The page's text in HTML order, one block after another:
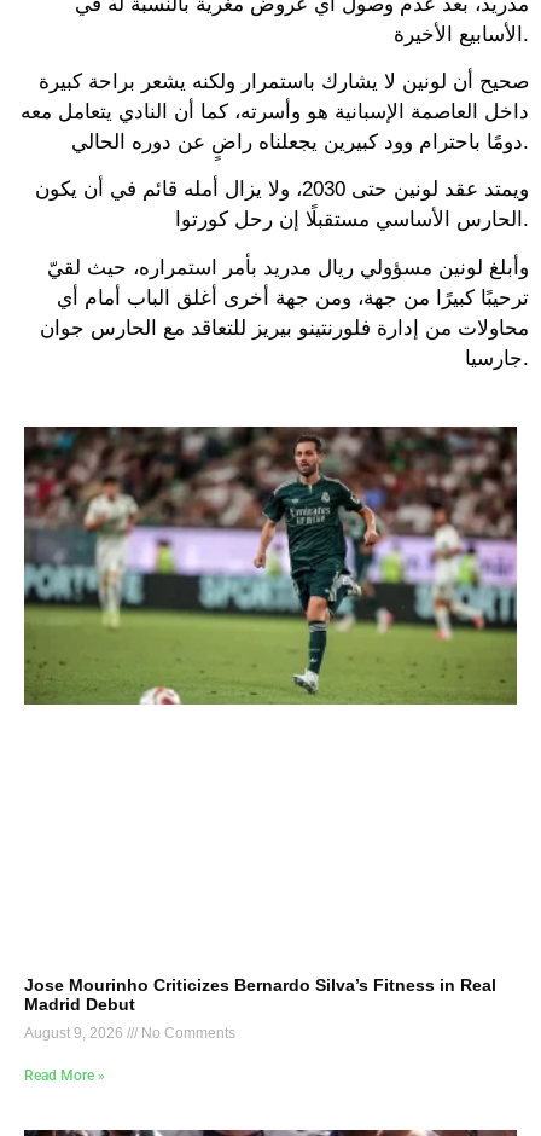
الأسابيع الأخيرة.
صحيح أن لونين لا يشارك باستمرار ولكنه يشعر براحة كبيرة
داخل العاصمة الإسبانية هو وأسرته، كما أن النادي يتعامل معه
دومًا باحترام وود كبيرين يجعلناه راضٍ عن دوره الحالي.
ويمتد عقد لونين حتى 2030، ولا يزال أمله قائم في أن يكون
الحارس الأساسي مستقبلًا إن رحل كورتوا.
وأبلغ لونين مسؤولي ريال مدريد بأمر استمراره، حيث لقيّ
ترحيبًا كبيرًا من جهة، ومن جهة أخرى أغلق الباب أمام أي
محاولات من إدارة فلورنتينو بيريز للتعاقد مع الحارس جوان
جارسيا.
Jose Mourinho Criticizes Bernardo Silva’s Fitness in Real
Madrid Debut
August 9, 2026 No Comments
Read More »